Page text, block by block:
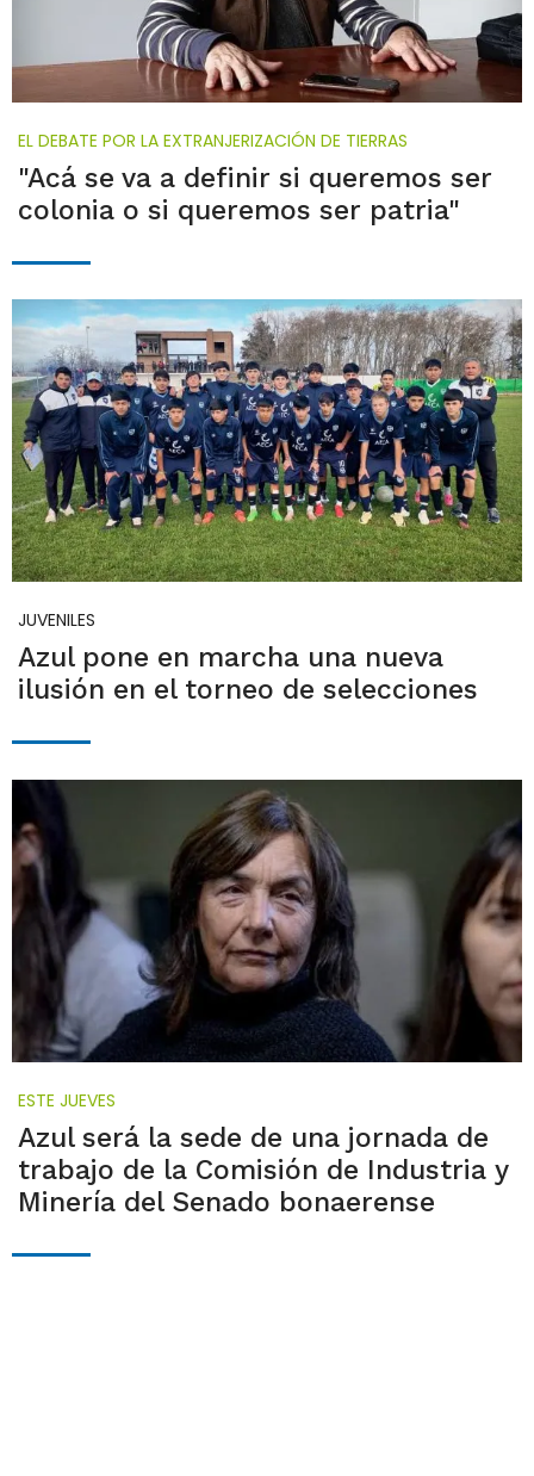
EL DEBATE POR LA EXTRANJERIZACIÓN DE TIERRAS
"Acá se va a definir si queremos ser
colonia o si queremos ser patria"
JUVENILES
Azul pone en marcha una nueva
ilusión en el torneo de selecciones
ESTE JUEVES
Azul será la sede de una jornada de
trabajo de la Comisión de Industria y
Minería del Senado bonaerense